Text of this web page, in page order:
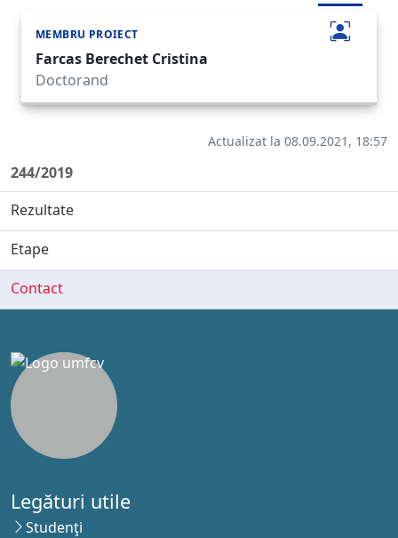
244/2019
Rezultate
Etape
Contact
MEMBRU PROIECT
Farcas Berechet Cristina
Doctorand
Actualizat la 08.09.2021, 18:57
Legături utile
Studenţi